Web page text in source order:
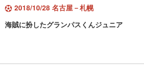
2018/10/28 名古屋－札幌
海賊に扮したグランパスくんジュニア